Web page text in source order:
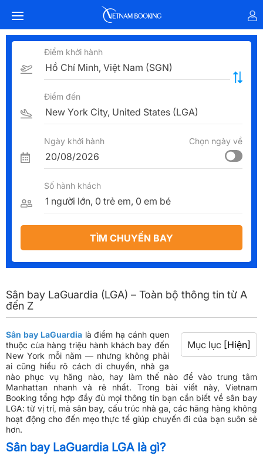
Điểm khởi hành
Điểm đến
Ngày khởi hành Chọn ngày về
Số hành khách
TÌM CHUYẾN BAY
Sân bay LaGuardia (LGA) – Toàn bộ thông tin từ A
đến Z
Mục lục [Hiện]
Sân bay LaGuardialà điểm hạ cánh quen
thuộc của hàng triệu hành khách bay đến
New York mỗi năm — nhưng không phải
ai cũng hiểu rõ cách di chuyển, nhà ga
nào phục vụ hãng nào, hay làm thế nào để vào trung tâm
Manhattan nhanh và rẻ nhất. Trong bài viết này, Vietnam
Booking tổng hợp đầy đủ mọi thông tin bạn cần biết về sân bay
LGA: từ vị trí, mã sân bay, cấu trúc nhà ga, các hãng hàng không
hoạt động cho đến mẹo thực tế giúp chuyến đi của bạn suôn sẻ
hơn.
Sân bay LaGuardia LGA là gì?